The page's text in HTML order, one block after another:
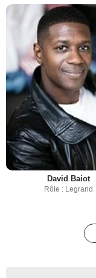
David Baiot
Rôle : Legrand